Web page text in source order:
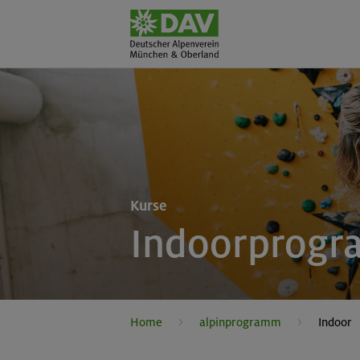
Kurse
Home alpinprogramm Indoor